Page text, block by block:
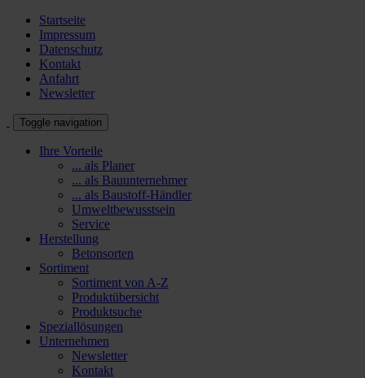
Startseite
Impressum
Datenschutz
Kontakt
Anfahrt
Newsletter
Toggle navigation
Ihre Vorteile
... als Planer
... als Bauunternehmer
... als Baustoff-Händler
Umweltbewusstsein
Service
Herstellung
Betonsorten
Sortiment
Sortiment von A-Z
Produktübersicht
Produktsuche
Speziallösungen
Unternehmen
Newsletter
Kontakt